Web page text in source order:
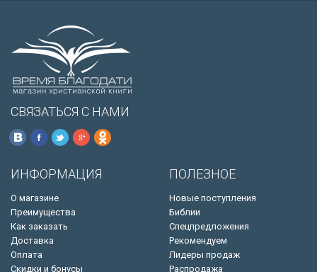
СВЯЗАТЬСЯ С НАМИ
ИНФОРМАЦИЯ
О магазине
Преимущества
Как заказать
Доставка
Оплата
Скидки и бонусы
ПОЛЕЗНОЕ
Новые поступления
Библии
Спецпредложения
Рекомендуем
Лидеры продаж
Распродажа